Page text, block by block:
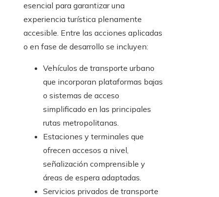
esencial para garantizar una
experiencia turística plenamente
accesible. Entre las acciones aplicadas
o en fase de desarrollo se incluyen:
Vehículos de transporte urbano
que incorporan plataformas bajas
o sistemas de acceso
simplificado en las principales
rutas metropolitanas.
Estaciones y terminales que
ofrecen accesos a nivel,
señalización comprensible y
áreas de espera adaptadas.
Servicios privados de transporte